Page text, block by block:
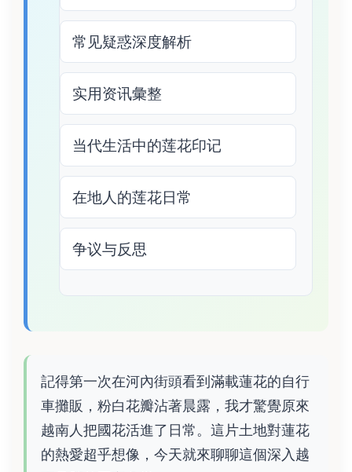
常见疑惑深度解析
实用资讯彙整
当代生活中的莲花印记
在地人的莲花日常
争议与反思
記得第一次在河內街頭看到滿載蓮花的自行
車攤販，粉白花瓣沾著晨露，我才驚覺原來
越南人把國花活進了日常。這片土地對蓮花
的熱愛超乎想像，今天就來聊聊這個深入越